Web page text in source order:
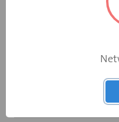
energiekosten laag en
een stil en comfortabel
G3